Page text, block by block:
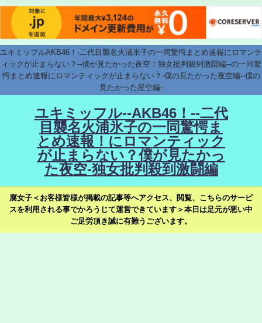
ユキミッフルAKB46！-二代目襲名火浦氷子の一同驚愕まとめ速報にロマンテ
ィックが止まらない？--僕が見たかった夜空！独女批判殺到激闘編--の一同驚
愕まとめ速報にロマンティックが止まらない？-僕の見たかった夜空編--僕の
見たかった星空編-
ユキミッフル--AKB46！--二代
目襲名火浦氷子の一同驚愕ま
とめ速報！にロマンティック
が止まらない？僕が見たかっ
た夜空-独女批判殺到激闘編
腐女子＜お客様皆様が掲載の記事等へアクセス、閲覧、こちらのサービ
スを利用される事でかろうじて運営できています＞本日は足元が悪い中
ご足労頂き誠に有難うございます。